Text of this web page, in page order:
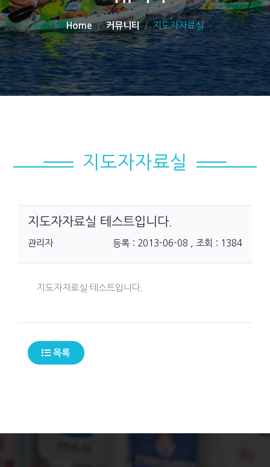
Home 커뮤니티 지도자자료실
지도자자료실
지도자자료실 테스트입니다.
관리자 등록 : 2013-06-08 , 조회 : 1384
지도자자료실 테스트입니다.
목록